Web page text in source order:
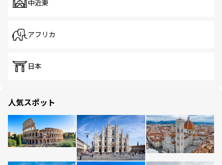
中近東
アフリカ
日本
人気スポット